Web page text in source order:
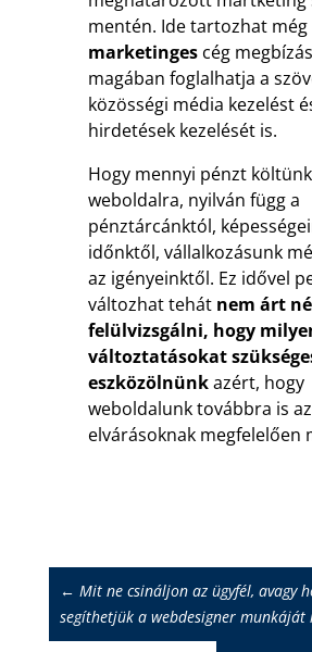
mentén. Ide tartozhat még
marketingescég
magában foglalhatja a
közösségi média kezelést
hirdetések kezelését is.
Hogy mennyi pénzt
weboldalra, nyilván függ a
pénztárcánktól,
időnktől, vállalkozásunk
az igényeinktől. Ez idővel
változhat tehát nem árt
felülvizsgálni, hogy
változtatásokat
eszközölnünkazért, hogy
weboldalunk továbbra is az
elvárásoknak megfelelően
← Mit ne csináljon az ügyfél, avagy
segíthetjük a webdesigner munkáját